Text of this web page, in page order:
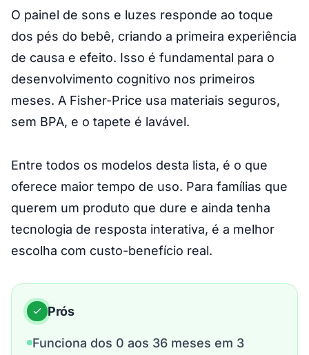
O painel de sons e luzes responde ao toque
dos pés do bebê, criando a primeira experiência
de causa e efeito. Isso é fundamental para o
desenvolvimento cognitivo nos primeiros
meses. A Fisher-Price usa materiais seguros,
sem BPA, e o tapete é lavável.
Entre todos os modelos desta lista, é o que
oferece maior tempo de uso. Para famílias que
querem um produto que dure e ainda tenha
tecnologia de resposta interativa, é a melhor
escolha com custo-benefício real.
Prós
Funciona dos 0 aos 36 meses em 3